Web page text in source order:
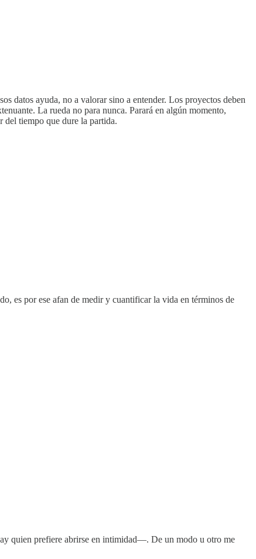
datos ayuda, no a valorar sino a entender. Los proyectos deben
La rueda no para nunca. Parará en algún momento,
del tiempo que dure la partida.
es por ese afan de medir y cuantificar la vida en términos de
quien prefiere abrirse en intimidad—. De un modo u otro me